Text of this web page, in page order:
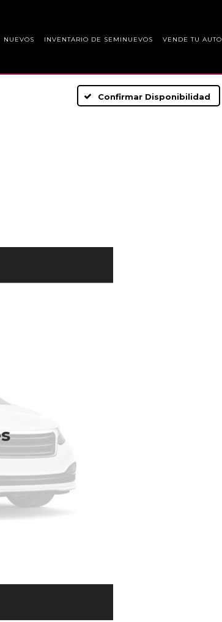
NUEVOS INVENTARIO DE SEMINUEVOS VENDE TU AUTO
Confirmar Disponibilidad